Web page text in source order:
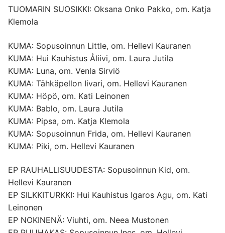
TUOMARIN SUOSIKKI: Oksana Onko Pakko, om. Katja
Klemola
KUMA: Sopusoinnun Little, om. Hellevi Kauranen
KUMA: Hui Kauhistus Åliivi, om. Laura Jutila
KUMA: Luna, om. Venla Sirviö
KUMA: Tähkäpellon Iivari, om. Hellevi Kauranen
KUMA: Höpö, om. Kati Leinonen
KUMA: Bablo, om. Laura Jutila
KUMA: Pipsa, om. Katja Klemola
KUMA: Sopusoinnun Frida, om. Hellevi Kauranen
KUMA: Piki, om. Hellevi Kauranen
EP RAUHALLISUUDESTA: Sopusoinnun Kid, om.
Hellevi Kauranen
EP SILKKITURKKI: Hui Kauhistus Igaros Agu, om. Kati
Leinonen
EP NOKINENÄ: Viuhti, om. Neea Mustonen